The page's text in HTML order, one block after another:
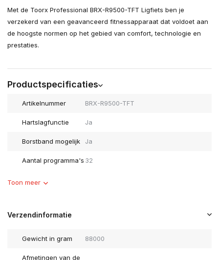
Met de Toorx Professional BRX-R9500-TFT Ligfiets ben je
verzekerd van een geavanceerd fitnessapparaat dat voldoet aan
de hoogste normen op het gebied van comfort, technologie en
prestaties.
Productspecificaties
Artikelnummer BRX-R9500-TFT
Hartslagfunctie Ja
Borstband mogelijk Ja
Aantal programma's 32
Toon meer
Verzendinformatie
Gewicht in gram 88000
Afmetingen van de